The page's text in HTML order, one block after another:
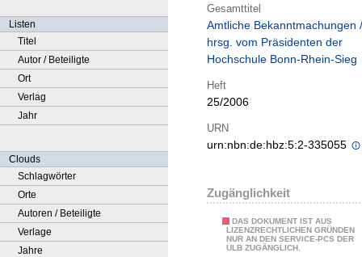
Listen
Titel
Autor / Beteiligte
Ort
Verlag
Jahr
Clouds
Schlagwörter
Orte
Autoren / Beteiligte
Verlage
Jahre
Gesamttitel
Amtliche Bekanntmachungen /
hrsg. vom Präsidenten der
Hochschule Bonn-Rhein-Sieg
Heft
25/2006
URN
urn:nbn:de:hbz:5:2-335055
Zugänglichkeit
DAS DOKUMENT IST AUS
LIZENZRECHTLICHEN GRÜNDEN
NUR AN DEN SERVICE-PCS DER
ULB ZUGÄNGLICH.